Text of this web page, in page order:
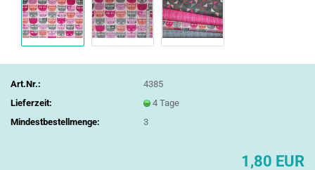
Art.Nr.:
4385
Lieferzeit:
4 Tage
Mindestbestellmenge:
3
1,80 EUR